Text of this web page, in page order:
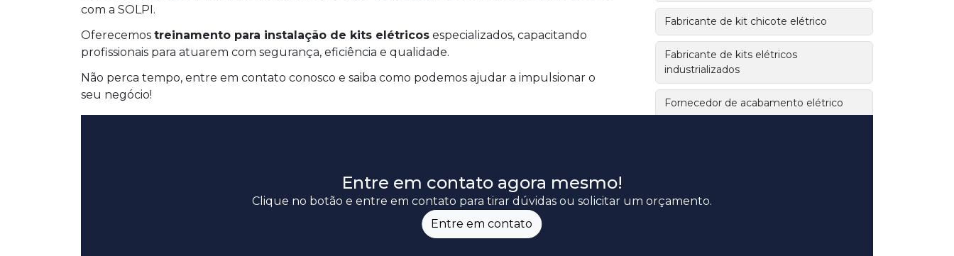
com a SOLPI.
Oferecemos treinamento para instalação de kits elétricos especializados, capacitando
profissionais para atuarem com segurança, eficiência e qualidade.
Não perca tempo, entre em contato conosco e saiba como podemos ajudar a impulsionar o
seu negócio!
Entre em contato agora mesmo!
Clique no botão e entre em contato para tirar dúvidas ou solicitar um orçamento.
Entre em contato
Fabricante de kit chicote elétrico
Fabricante de kits elétricos
industrializados
Fornecedor de acabamento elétrico